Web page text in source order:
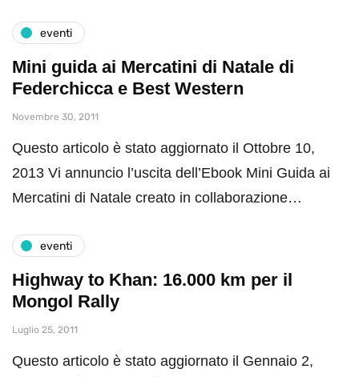
eventi
Mini guida ai Mercatini di Natale di
Federchicca e Best Western
Novembre 30, 2011
Questo articolo è stato aggiornato il Ottobre 10,
2013 Vi annuncio l’uscita dell’Ebook Mini Guida ai
Mercatini di Natale creato in collaborazione…
eventi
Highway to Khan: 16.000 km per il
Mongol Rally
Luglio 25, 2011
Questo articolo è stato aggiornato il Gennaio 2,